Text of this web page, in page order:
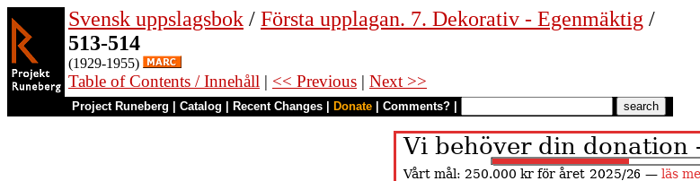
Svensk uppslagsbok / Första upplagan. 7. Dekorativ - Egenmäktig /
513-514
(1929-1955)
Table of Contents / Innehåll | << Previous | Next >>
Project Runeberg Catalog Recent Changes Donate Comments?